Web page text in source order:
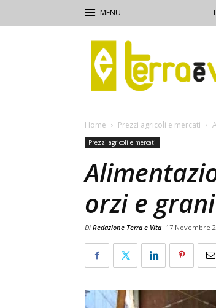
Terra
e
Vita
Home Prezzi agricoli e mercati
Prezzi agricoli e mercati
orzi e
Di Redazione Terra e Vita 17 Novembre